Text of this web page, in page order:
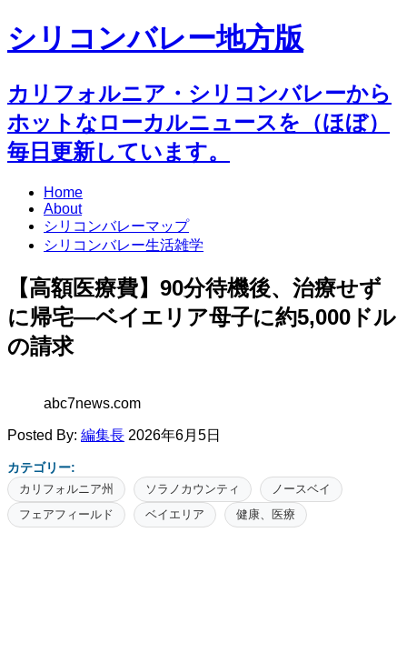
シリコンバレー地方版
カリフォルニア・シリコンバレーから
ホットなローカルニュースを（ほぼ）
毎日更新しています。
Home
About
シリコンバレーマップ
シリコンバレー生活雑学
【高額医療費】90分待機後、治療せず
に帰宅―ベイエリア母子に約5,000ドル
の請求
abc7news.com
Posted By: 編集長 2026年6月5日
カテゴリー:
カリフォルニア州 ソラノカウンティ
ノースベイ
フェアフィールド
ベイエリア 健康、医療